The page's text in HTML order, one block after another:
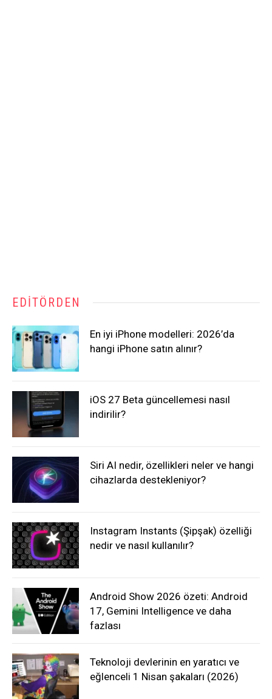
EDITÖRDEN
En iyi iPhone modelleri: 2026’da
hangi iPhone satın alınır?
iOS 27 Beta güncellemesi nasıl
indirilir?
Siri AI nedir, özellikleri neler ve hangi
cihazlarda destekleniyor?
Instagram Instants (Şipşak) özelliği
nedir ve nasıl kullanılır?
Android Show 2026 özeti: Android
17, Gemini Intelligence ve daha
fazlası
Teknoloji devlerinin en yaratıcı ve
eğlenceli 1 Nisan şakaları (2026)